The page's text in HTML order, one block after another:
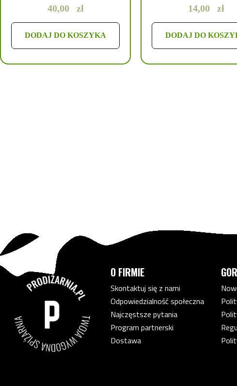
40,00 zł
DODAJ DO KOSZYKA
14,00 zł
DODAJ DO
O FIRMIE
Skontaktuj się z nami
Odpowiedzialność społeczna
Najczęstsze pytania
Program partnerski
Dostawa